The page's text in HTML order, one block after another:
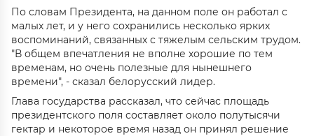
По словам Президента, на данном поле он работал с
малых лет, и у него сохранились несколько ярких
воспоминаний, связанных с тяжелым сельским трудом.
"В общем впечатления не вполне хорошие по тем
временам, но очень полезные для нынешнего
времени", - сказал белорусский лидер.
Глава государства рассказал, что сейчас площадь
президентского поля составляет около полутысячи
гектар и некоторое время назад он принял решение